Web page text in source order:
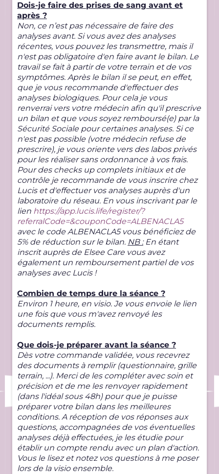
Dois-je faire des prises de sang avant et
après ?
Non, ce n’est pas nécessaire de faire des
analyses avant. Si vous avez des analyses
récentes, vous pouvez les transmettre, mais il
n'est pas obligatoire d'en faire avant le bilan. Le
travail se fait à partir de votre terrain et de vos
symptômes. Après le bilan il se peut, en effet,
que je vous recommande d'effectuer des
analyses biologiques. Pour cela je vous
renverrai vers votre médecin afin qu'il prescrive
un bilan et que vous soyez remboursé(e) par la
Sécurité Sociale pour certaines analyses. Si ce
n'est pas possible (votre médecin refuse de
prescrire), je vous oriente vers des labos privés
pour les réaliser sans ordonnance à vos frais.
Pour des checks up complets initiaux et de
contrôle je recommande de vous inscrire chez
Lucis et d'effectuer vos analyses auprès d'un
laboratoire du réseau. En vous inscrivant par le
lien https://app.lucis.life/register/?
referralCode=&couponCode=ALBENACLA5
avec le code ALBENACLA5 vous bénéficiez de
5% de réduction sur le bilan. NB :En étant
inscrit auprès de Elsee Care vous avez
également un remboursement partiel de vos
analyses avec Lucis !
Combien de temps dure la séance ?
Environ 1 heure, en visio. Je vous envoie le lien
une fois que vous m'avez renvoyé les
documents remplis.
Que dois-je préparer avant la séance ?
Dès votre commande validée, vous recevrez
des documents à remplir (questionnaire, grille
terrain, ...). Merci de les compléter avec soin et
précision et de me les renvoyer rapidement
(dans l'idéal sous 48h) pour que je puisse
préparer votre bilan dans les meilleures
conditions. A réception de vos réponses aux
questions, accompagnées de vos éventuelles
analyses déjà effectuées, je les étudie pour
établir un compte rendu avec un plan d'action.
Vous le lisez et notez vos questions à me poser
lors de la visio ensemble.